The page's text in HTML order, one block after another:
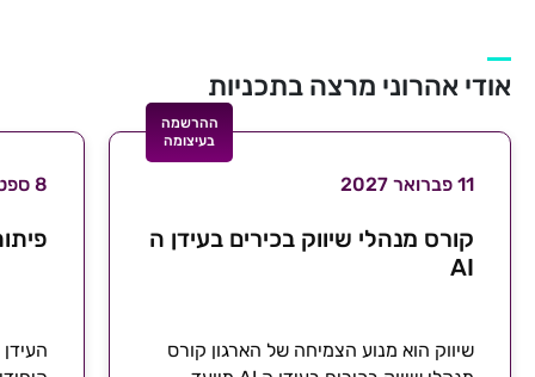
אודי אהרוני מרצה בתכניות
ההרשמה
בעיצומה
11 פברואר 2027
קורס מנהלי שיווק בכירים בעידן ה
AI
שיווק הוא מנוע הצמיחה של הארגון קורס
8 ספטמבר 2026